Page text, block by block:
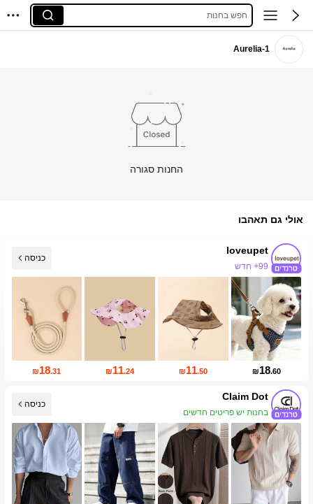
חפש בחנות
Aurelia-1
החנות סגורה
אולי גם תאהבו
loveupet
99+ חדש
כניסה
₪18.60
₪11.50
₪11.24
₪18.31
Claim Dot
בחנות יש פריטים חדשים
כניסה